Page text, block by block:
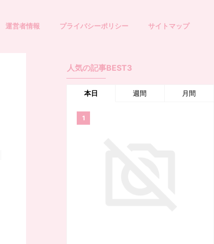
運営者情報 プライバシーポリシー サイトマップ
人気の記事BEST3
本日 週間 月間